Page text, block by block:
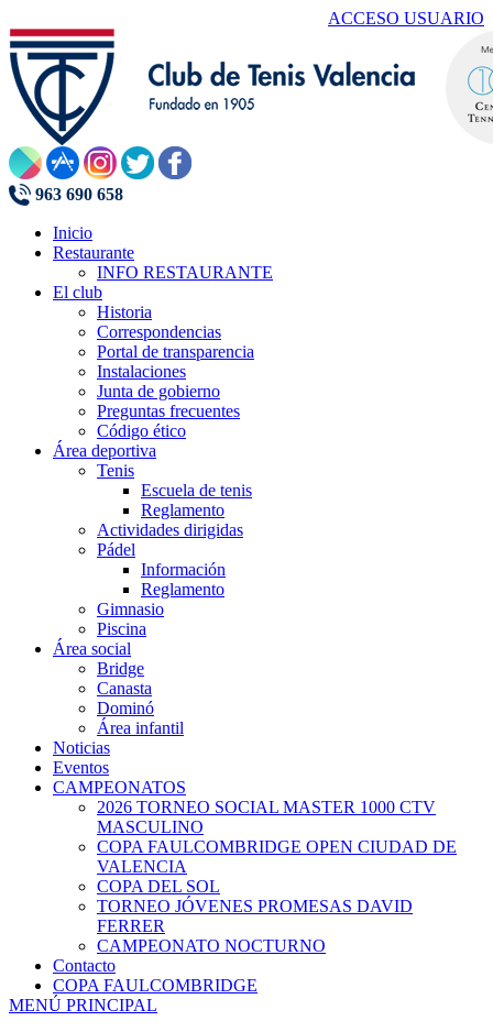
ACCESO USUARIO
963 690 658
Inicio
Restaurante
INFO RESTAURANTE
El club
Historia
Correspondencias
Portal de transparencia
Instalaciones
Junta de gobierno
Preguntas frecuentes
Código ético
Área deportiva
Tenis
Escuela de tenis
Reglamento
Actividades dirigidas
Pádel
Información
Reglamento
Gimnasio
Piscina
Área social
Bridge
Canasta
Dominó
Área infantil
Noticias
Eventos
CAMPEONATOS
2026 TORNEO SOCIAL MASTER 1000 CTV
MASCULINO
COPA FAULCOMBRIDGE OPEN CIUDAD DE
VALENCIA
COPA DEL SOL
TORNEO JÓVENES PROMESAS DAVID
FERRER
CAMPEONATO NOCTURNO
Contacto
COPA FAULCOMBRIDGE
MENÚ PRINCIPAL